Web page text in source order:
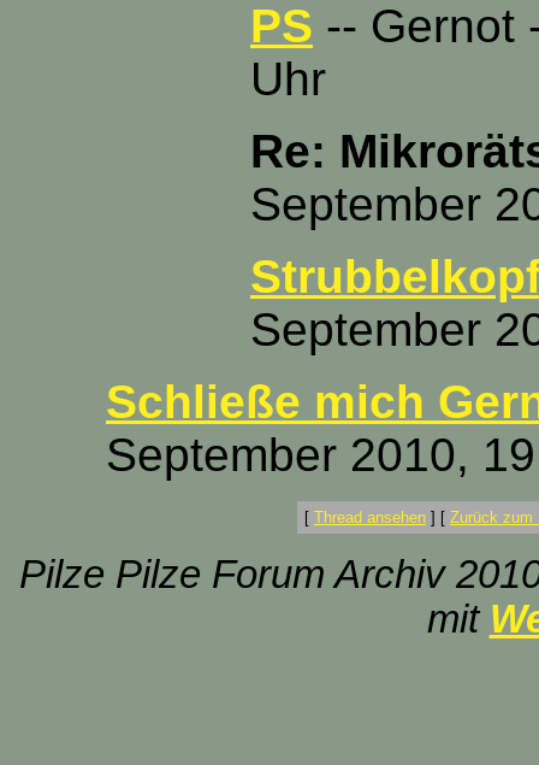
PS -- Gernot
Uhr
Re:
September
September
Schließe mich
September 2010,
[ Thread ansehen ] [ Zurück zum
Pilze Pilze Forum Archiv
mit